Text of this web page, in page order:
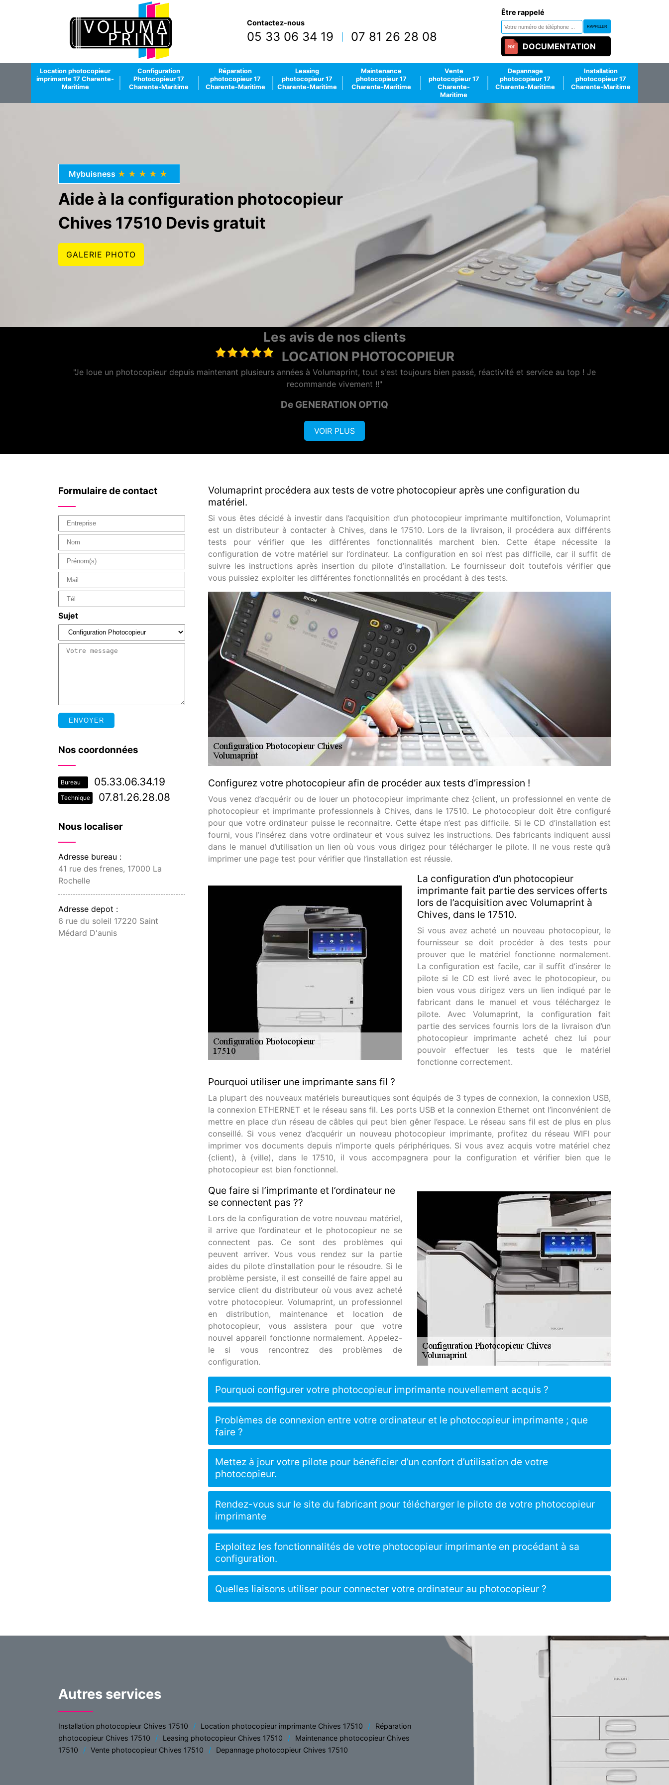
Contactez-nous
05 33 06 34 19 07 81 26 28 08
Être rappelé
DOCUMENTATION
Location photocopieur
imprimante 17 Charente-
Maritime
Configuration
Photocopieur 17
Charente-Maritime
Réparation
photocopieur 17
Charente-Maritime
Leasing
photocopieur 17
Charente-Maritime
Maintenance
photocopieur 17
Charente-Maritime
Vente
photocopieur 17
Charente-
Maritime
Depannage
photocopieur 17
Charente-Maritime
Installation
photocopieur 17
Charente-Maritime
Mybuisness ★★★★★
Aide à la configuration photocopieur
Chives 17510 Devis gratuit
GALERIE PHOTO
Les avis de nos clients
LOCATION PHOTOCOPIEUR NIORT
"ENTREPRISE TRES REACTIVE ET EFFICACE"
VOIR PLUS
Formulaire de contact
Sujet
Nos coordonnées
Bureau 05.33.06.34.19
Technique 07.81.26.28.08
Nous localiser
Adresse bureau :
41 rue des frenes, 17000 La
Rochelle
Adresse depot :
6 rue du soleil 17220 Saint
Médard D'aunis
Volumaprint procédera aux tests de votre photocopieur après une configuration du
matériel.
Si vous êtes décidé à investir dans l’acquisition d’un photocopieur imprimante multifonction, Volumaprint
est un distributeur à contacter à Chives, dans le 17510. Lors de la livraison, il procédera aux différents
tests pour vérifier que les différentes fonctionnalités marchent bien. Cette étape nécessite la
configuration de votre matériel sur l’ordinateur. La configuration en soi n’est pas difficile, car il suffit de
suivre les instructions après insertion du pilote d’installation. Le fournisseur doit toutefois vérifier que
vous puissiez exploiter les différentes fonctionnalités en procédant à des tests.
Configurez votre photocopieur afin de procéder aux tests d’impression !
Vous venez d’acquérir ou de louer un photocopieur imprimante chez {client, un professionnel en vente de
photocopieur et imprimante professionnels à Chives, dans le 17510. Le photocopieur doit être configuré
pour que votre ordinateur puisse le reconnaitre. Cette étape n’est pas difficile. Si le CD d’installation est
fourni, vous l’insérez dans votre ordinateur et vous suivez les instructions. Des fabricants indiquent aussi
dans le manuel d’utilisation un lien où vous vous dirigez pour télécharger le pilote. Il ne vous reste qu’à
imprimer une page test pour vérifier que l’installation est réussie.
La configuration d’un photocopieur
imprimante fait partie des services offerts
lors de l’acquisition avec Volumaprint à
Chives, dans le 17510.
Si vous avez acheté un nouveau photocopieur, le
fournisseur se doit procéder à des tests pour
prouver que le matériel fonctionne normalement.
La configuration est facile, car il suffit d’insérer le
pilote si le CD est livré avec le photocopieur, ou
bien vous vous dirigez vers un lien indiqué par le
fabricant dans le manuel et vous téléchargez le
pilote. Avec Volumaprint, la configuration fait
partie des services fournis lors de la livraison d’un
photocopieur imprimante acheté chez lui pour
pouvoir effectuer les tests que le matériel
fonctionne correctement.
Pourquoi utiliser une imprimante sans fil ?
La plupart des nouveaux matériels bureautiques sont équipés de 3 types de connexion, la connexion USB,
la connexion ETHERNET et le réseau sans fil. Les ports USB et la connexion Ethernet ont l’inconvénient de
mettre en place d’un réseau de câbles qui peut bien gêner l’espace. Le réseau sans fil est de plus en plus
conseillé. Si vous venez d’acquérir un nouveau photocopieur imprimante, profitez du réseau WIFI pour
imprimer vos documents depuis n’importe quels périphériques. Si vous avez acquis votre matériel chez
{client), à {ville), dans le 17510, il vous accompagnera pour la configuration et vérifier bien que le
photocopieur est bien fonctionnel.
Que faire si l’imprimante et l’ordinateur ne
se connectent pas ??
Lors de la configuration de votre nouveau matériel,
il arrive que l’ordinateur et le photocopieur ne se
connectent pas. Ce sont des problèmes qui
peuvent arriver. Vous vous rendez sur la partie
aides du pilote d’installation pour le résoudre. Si le
problème persiste, il est conseillé de faire appel au
service client du distributeur où vous avez acheté
votre photocopieur. Volumaprint, un professionnel
en distribution, maintenance et location de
photocopieur, vous assistera pour que votre
nouvel appareil fonctionne normalement. Appelez-
le si vous rencontrez des problèmes de
configuration.
Pourquoi configurer votre photocopieur imprimante nouvellement acquis ?
Problèmes de connexion entre votre ordinateur et le photocopieur imprimante ; que
faire ?
Mettez à jour votre pilote pour bénéficier d’un confort d’utilisation de votre
photocopieur.
Rendez-vous sur le site du fabricant pour télécharger le pilote de votre photocopieur
imprimante
Exploitez les fonctionnalités de votre photocopieur imprimante en procédant à sa
configuration.
Quelles liaisons utiliser pour connecter votre ordinateur au photocopieur ?
Autres services
Installation photocopieur Chives 17510 Location photocopieur imprimante Chives 17510
Réparation
photocopieur Chives 17510
Leasing photocopieur Chives 17510
Maintenance photocopieur Chives
17510
Vente photocopieur Chives 17510 Depannage photocopieur Chives 17510